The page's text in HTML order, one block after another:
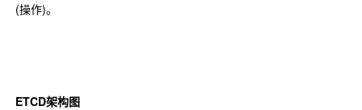
(操作)。
ETCD架构图